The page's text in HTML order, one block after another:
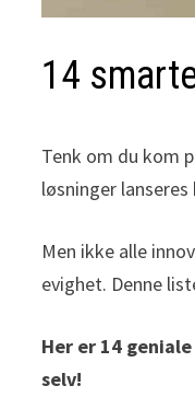
14
Tenk om du kom
løsninger
Men ikke alle
evighet. Denne
Her er 14
selv!